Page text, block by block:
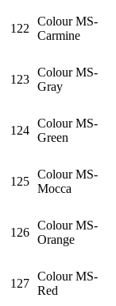
122
Colour MS-
Carmine
123
Colour MS-
Gray
124
Colour MS-
Green
125
Colour MS-
Mocca
126
Colour MS-
Orange
127
Colour MS-
Red